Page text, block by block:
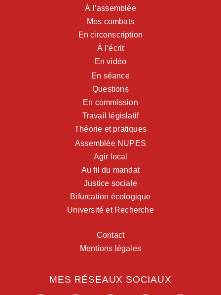
À l’assemblée
Mes combats
En circonscription
À l’écrit
En vidéo
En séance
Questions
En commission
Travail législatif
Théorie et pratiques
Assemblée NUPES
Agir local
Au fil du mandat
Justice sociale
Bifurcation écologique
Université et Recherche
Contact
Mentions légales
MES RÉSEAUX SOCIAUX